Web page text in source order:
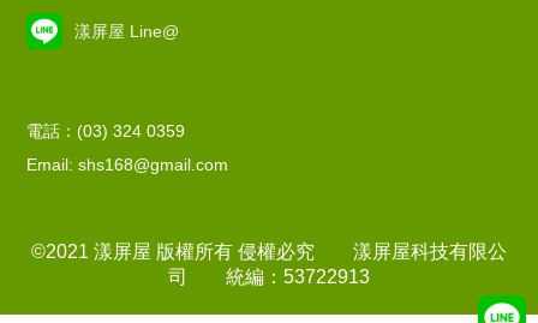
漾屏屋 Line@
電話：(03) 324 0359
Email: shs168@gmail.com
©2021 漾屏屋 版權所有 侵權必究 漾屏屋科技有限公
司 統編：53722913